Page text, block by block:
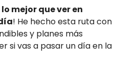
lo mejor que ver en
! He hecho esta ruta con
y planes más
si vas a pasar un día en la